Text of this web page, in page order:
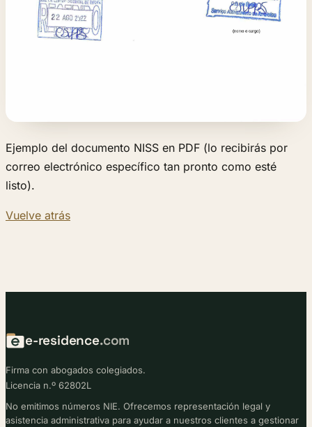
Ejemplo del documento NISS en PDF (lo recibirás por
correo electrónico específico tan pronto como esté
listo).
Vuelve atrás
e-residence.com
Firma con abogados colegiados.
Licencia n.º 62802L
No emitimos números NIE. Ofrecemos representación legal y
asistencia administrativa para ayudar a nuestros clientes a gestionar